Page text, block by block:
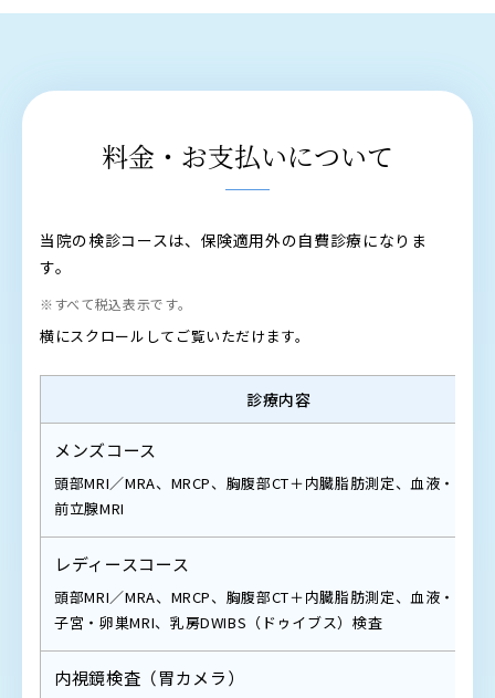
料金・お支払いについて
当院の検診コースは、保険適用外の自費診療になりま
す。
※すべて税込表示です。
横にスクロールしてご覧いただけます。
診療内容
メンズコース
頭部MRI／MRA、MRCP、胸腹部CT＋内臓脂肪測定、血液・便尿
前立腺MRI
レディースコース
頭部MRI／MRA、MRCP、胸腹部CT＋内臓脂肪測定、血液・便尿
子宮・卵巣MRI、乳房DWIBS（ドゥイブス）検査
内視鏡検査（胃カメラ）